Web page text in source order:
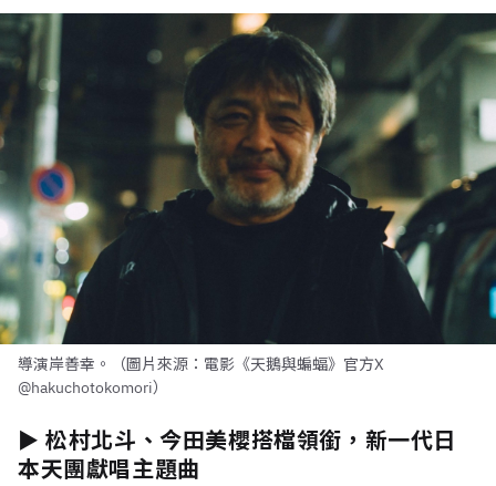
導演岸善幸。（圖片來源：電影《天鵝與蝙蝠》官方X
@hakuchotokomori）
► 松村北斗、今田美櫻搭檔領銜，新一代日
本天團獻唱主題曲